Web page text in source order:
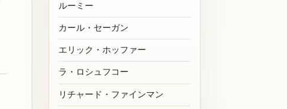
ルーミー
カール・セーガン
エリック・ホッファー
ラ・ロシュフコー
リチャード・ファインマン